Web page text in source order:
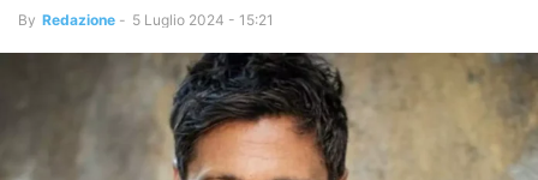
By Redazione - 5 Luglio 2024 - 15:21